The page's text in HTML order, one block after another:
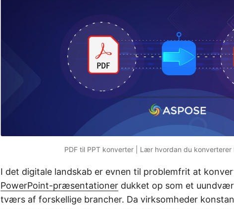
PDF til PPT konverter | Lær hvordan du konverterer
I det digitale landskab er evnen til problemfrit at
PowerPoint-præsentationer dukket op som et
tværs af forskellige brancher. Da virksomheder